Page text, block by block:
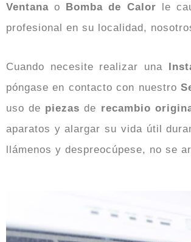
Ventana o Bomba de Calor le
profesional en su localidad,
Cuando necesite realizar una
póngase en contacto con nuestro
uso de piezasde recambio
aparatos y alargar su vida útil
llámenos y despreocúpese, no se